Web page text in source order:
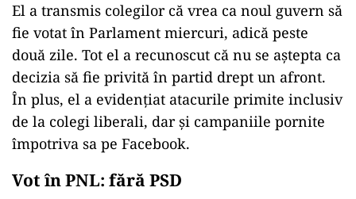
El a transmis colegilor că vrea ca noul guvern să
fie votat în Parlament miercuri, adică peste
două zile. Tot el a recunoscut că nu se aștepta ca
decizia să fie privită în partid drept un afront.
În plus, el a evidențiat atacurile primite inclusiv
de la colegi liberali, dar și campaniile pornite
împotriva sa pe Facebook.
Vot în PNL: fără PSD